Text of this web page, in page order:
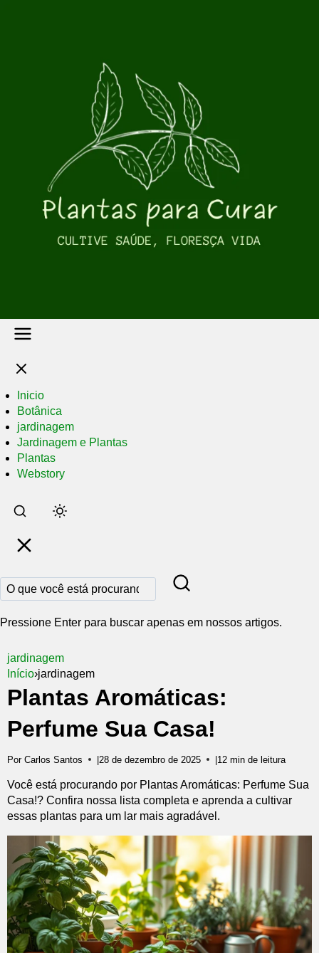
Inicio
Botânica
jardinagem
Jardinagem e Plantas
Plantas
Webstory
Pular
para
conteúdo
principal
Pressione Enter para buscar apenas em nossos artigos.
jardinagem
Início›jardinagem
Plantas Aromáticas:
Perfume Sua Casa!
Por Carlos Santos |28 de dezembro de 2025 |12 min de leitura
Você está procurando por Plantas Aromáticas: Perfume Sua
Casa!? Confira nossa lista completa e aprenda a cultivar
essas plantas para um lar mais agradável.